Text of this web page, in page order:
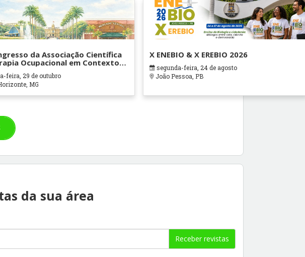
da Associação Científica
Ocupacional em Contextos
e Cuidados Paliativos -
feira, 29 de outubro
MG
X ENEBIO & X EREBIO 2026
segunda-feira, 24 de agosto
João Pessoa, PB
da sua área
Receber revistas